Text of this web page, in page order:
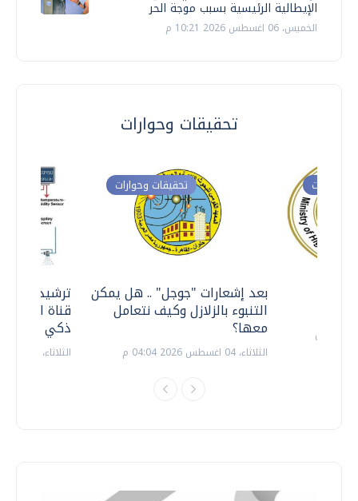
الإيطالية الرئيسية بسبب موجة الحر
الخميس، 06 اغسطس 2026 10:21 م
تحقيقات وحوارات
ترشيدا
قناة
ذكي
الثلاثاء، 14 يوليو 2026 06:11 م
تحقيقات وحوارات
بعد إشعارات "جوجل" .. هل يمكن
التنبوء بالزلازل وكيف نتعامل
معها؟
الثلاثاء، 04 اغسطس 2026 04:04 م
وحوارات